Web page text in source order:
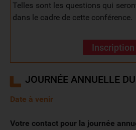
Telles sont les questions qui
dans le cadre de cette conférence.
Inscription
JOURNÉE ANNUELLE
Date à venir
Votre contact pour la journée